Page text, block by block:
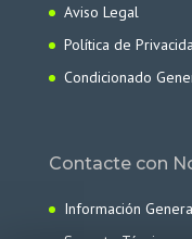
Aviso Legal
Política de
Condicionado
Contacte con
Información